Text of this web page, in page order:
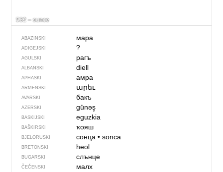
532 – sunce
ABAZINSKI мара
ADIGEJSKI ?
AGULSKI рагъ
ALBANSKI diell
APHASKI амра
ARMENSKI արեւ
AVARSKI бакъ
AZERSKI günəş
BASKIJSKI eguzkia
BAŠKIRSKI ҡояш
BJELORUSKI сонца• sonca
BRETONSKI heol
BUGARSKI слънце
ČEČENSKI малх